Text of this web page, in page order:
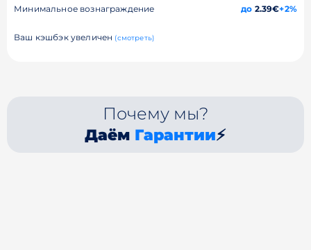
Минимальное вознаграждение до 2.39€+2%
Ваш кэшбэк увеличен (смотреть)
Почему мы?
Даём Гарантии⚡